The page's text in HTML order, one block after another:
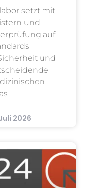
setzt mit
und
auf
und
2026